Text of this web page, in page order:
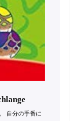
自分の手番に